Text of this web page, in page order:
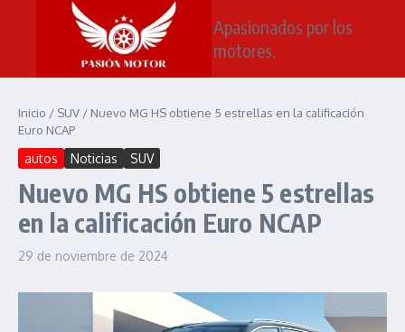
Saltar al contenido
Apasionados por los
motores.
Inicio / SUV / Nuevo MG HS obtiene 5 estrellas en la calificación
Euro NCAP
autos Noticias SUV
Nuevo MG HS obtiene 5 estrellas
en la calificación Euro NCAP
29 de noviembre de 2024